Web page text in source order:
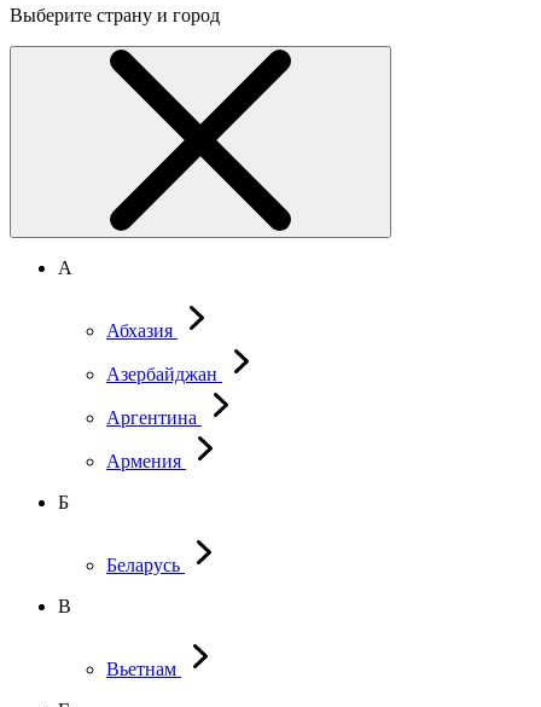
Выберите страну и город
А
Абхазия
Азербайджан
Аргентина
Армения
Б
Беларусь
В
Вьетнам